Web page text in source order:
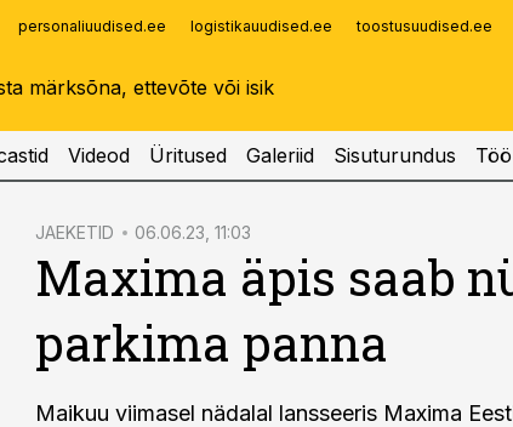
personaliuudised.ee logistikauudised.ee toostusuudised.ee
Infopank
Videod Üritused Galeriid Sisuturundus Töö
JAEKETID 06.06.23, 11:03
Maxima äpis saab
parkima panna
Maikuu viimasel nädalal lansseeris Maxima